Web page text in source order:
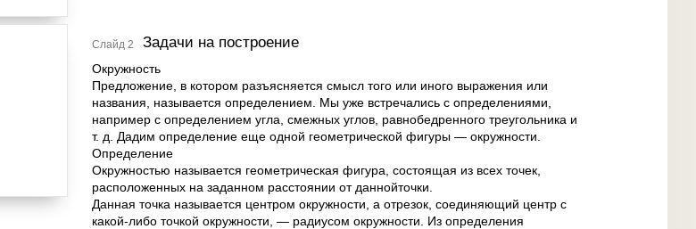
Слайд 2 Задачи на построение
Окружность
Предложение, в котором разъясняется смысл того или иного выражения или
названия, называется определением. Мы уже встречались с определениями,
например с определением угла, смежных углов, равнобедренного треугольника и
т. д. Дадим определение еще одной геометрической фигуры — окружности.
Определение
Окружностью называется геометрическая фигура, состоящая из всех точек,
расположенных на заданном расстоянии от даннойточки.
Данная точка называется центром окружности, а отрезок, соединяющий центр с
какой-либо точкой окружности, — радиусом окружности. Из определения